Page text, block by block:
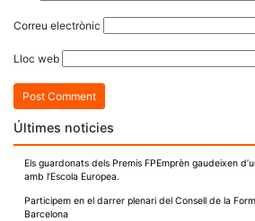
Correu electrònic
Lloc web
Últimes noticies
Els guardonats dels Premis FPEmprèn gaudeixen
amb l’Escola Europea.
Participem en el darrer plenari del Consell de la
Barcelona